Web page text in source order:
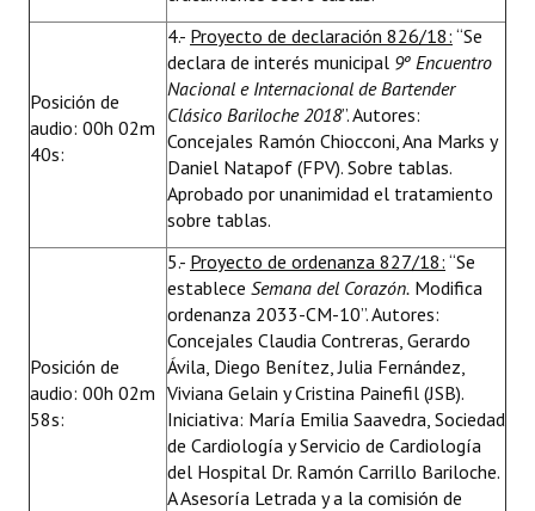
Posición de
audio: 00h 02m
40s:
4.- Proyecto de declaración 826/18: “Se
declara de interés municipal 9º Encuentro
Nacional e Internacional de Bartender
Clásico Bariloche 2018”. Autores:
Concejales Ramón Chiocconi, Ana Marks y
Daniel Natapof (FPV). Sobre tablas.
Aprobado por unanimidad el tratamiento
sobre tablas.
Posición de
audio: 00h 02m
58s:
5.- Proyecto de ordenanza 827/18: “Se
establece Semana del Corazón. Modifica
ordenanza 2033-CM-10”. Autores:
Concejales Claudia Contreras, Gerardo
Ávila, Diego Benítez, Julia Fernández,
Viviana Gelain y Cristina Painefil (JSB).
Iniciativa: María Emilia Saavedra, Sociedad
de Cardiología y Servicio de Cardiología
del Hospital Dr. Ramón Carrillo Bariloche.
A Asesoría Letrada y a la comisión de